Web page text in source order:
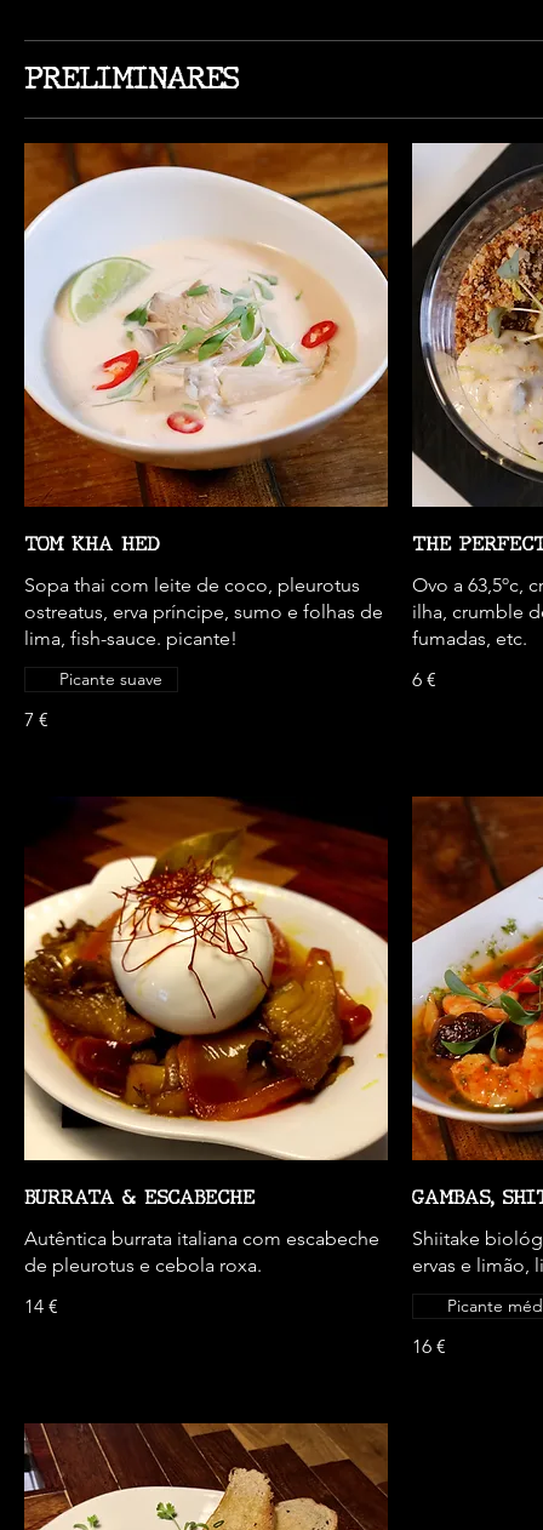
PRELIMINARES
TOM KHA HED
Sopa thai com leite de coco, pleurotus
ostreatus, erva príncipe, sumo e folhas de
lima, fish-sauce. picante!
7 €
Picante suave
THE
Ovo a 63,5ºc,
ilha, crumble
fumadas, etc.
6 €
BURRATA & ESCABECHE
Autêntica burrata italiana com escabeche
de pleurotus e cebola roxa.
14 €
GAMBAS,
Shiitake
ervas e limão,
16 €
Picante